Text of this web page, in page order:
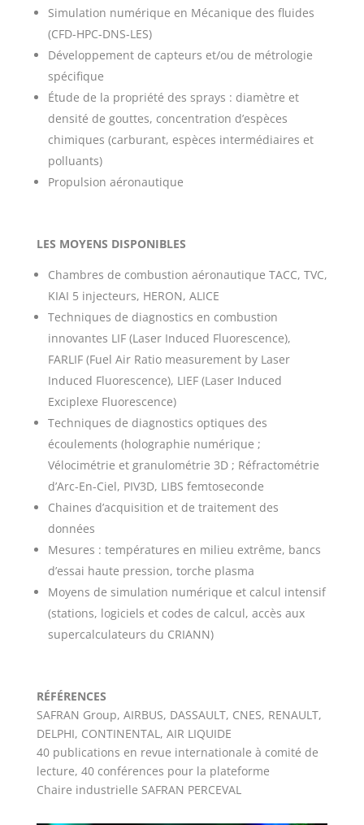
Simulation numérique en Mécanique des fluides
(CFD-HPC-DNS-LES)
Développement de capteurs et/ou de métrologie
spécifique
Étude de la propriété des sprays : diamètre et
densité de gouttes, concentration d’espèces
chimiques (carburant, espèces intermédiaires et
polluants)
Propulsion aéronautique
LES MOYENS DISPONIBLES
Chambres de combustion aéronautique TACC, TVC,
KIAI 5 injecteurs, HERON, ALICE
Techniques de diagnostics en combustion
innovantes LIF (Laser Induced Fluorescence),
FARLIF (Fuel Air Ratio measurement by Laser
Induced Fluorescence), LIEF (Laser Induced
Exciplexe Fluorescence)
Techniques de diagnostics optiques des
écoulements (holographie numérique ;
Vélocimétrie et granulométrie 3D ; Réfractométrie
d’Arc-En-Ciel, PIV3D, LIBS femtoseconde
Chaines d’acquisition et de traitement des
données
Mesures : températures en milieu extrême, bancs
d’essai haute pression, torche plasma
Moyens de simulation numérique et calcul intensif
(stations, logiciels et codes de calcul, accès aux
supercalculateurs du CRIANN)
RÉFÉRENCES
SAFRAN Group, AIRBUS, DASSAULT, CNES, RENAULT,
DELPHI, CONTINENTAL, AIR LIQUIDE
40 publications en revue internationale à comité de
lecture, 40 conférences pour la plateforme
Chaire industrielle SAFRAN PERCEVAL